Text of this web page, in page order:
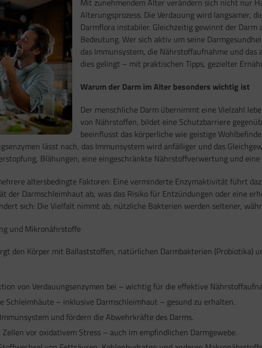
Mit zunehmendem Alter verändern sich nicht nur
Alterungsprozess. Die Verdauung wird langsamer,
Darmflora instabiler. Gleichzeitig gewinnt der
Bedeutung. Wer sich aktiv um seine
das Immunsystem, die Nährstoffaufnahme und
dies gelingt – mit praktischen Tipps, gezielter
Warum der Darm im Alter besonders wichtig ist
Der menschliche Darm übernimmt eine Vielzahl
von Nährstoffen, bildet eine Schutzbarriere
beeinflusst das körperliche wie geistige
lässt nach, das Immunsystem wird anfälliger und das
Blähungen, eine eingeschränkte Nährstoffverwertung und
altersbedingte Faktoren: Eine verminderte Enzymaktivität führt
der Darmschleimhaut ab, was das Risiko für Entzündungen oder eine
sich: Die Vielfalt nimmt ab, nützliche Bakterien werden seltener,
und Mikronährstoffe
den Körper mit Ballaststoffen, natürlichen Darmbakterien (Probiotika)
von Verdauungsenzymen bei – wichtig für die effektive
Schleimhäute – inklusive Darmschleimhaut – gesund zu erhalten.
und fördern die Abwehrkräfte des Darms.
Zellen vor oxidativem Stress – auch im empfindlichen Darmgewebe.